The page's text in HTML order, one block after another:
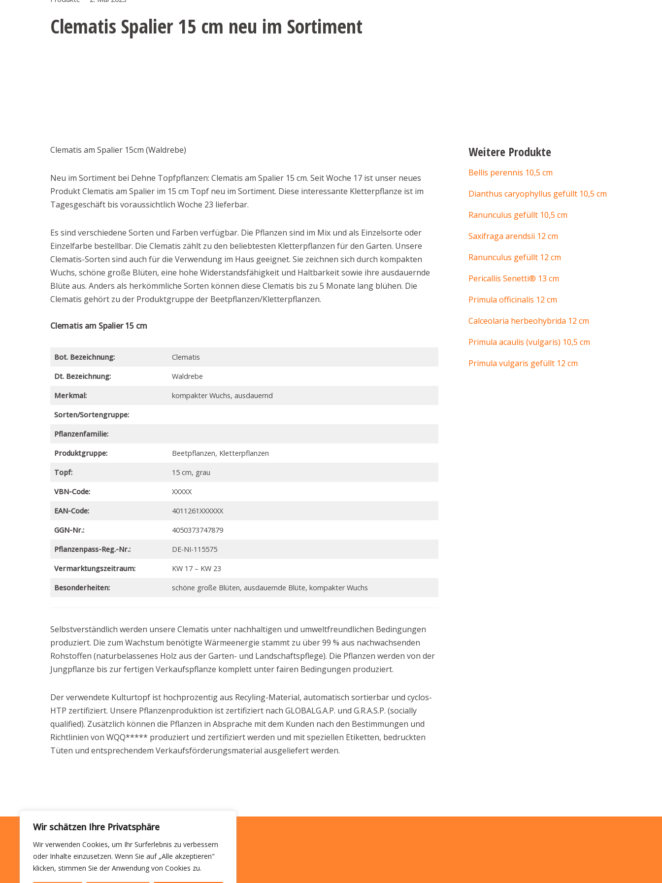
Wir schätzen Ihre Privatsphäre
Wir verwenden Cookies, um Ihr Surferlebnis zu verbessern
oder Inhalte einzusetzen. Wenn Sie auf „Alle akzeptieren"
klicken, stimmen Sie der Anwendung von Cookies zu.
Clematis Spalier 15 cm neu im Sortiment
Clematis am Spalier 15cm (Waldrebe)
Neu im Sortiment bei Dehne Topfpflanzen: Clematis am Spalier 15 cm. Seit Woche 17 ist unser neues
Produkt Clematis am Spalier im 15 cm Topf neu im Sortiment. Diese interessante Kletterpflanze ist im
Tagesgeschäft bis voraussichtlich Woche 23 lieferbar.
Es sind verschiedene Sorten und Farben verfügbar. Die Pflanzen sind im Mix und als Einzelsorte oder
Einzelfarbe bestellbar. Die Clematis zählt zu den beliebtesten Kletterpflanzen für den Garten. Unsere
Clematis-Sorten sind auch für die Verwendung im Haus geeignet. Sie zeichnen sich durch kompakten
Wuchs, schöne große Blüten, eine hohe Widerstandsfähigkeit und Haltbarkeit sowie ihre ausdauernde
Blüte aus. Anders als herkömmliche Sorten können diese Clematis bis zu 5 Monate lang blühen. Die
Clematis gehört zu der Produktgruppe der Beetpflanzen/Kletterpflanzen.
Clematis am Spalier 15 cm
Bot. Bezeichnung: Clematis
Dt. Bezeichnung: Waldrebe
Merkmal: kompakter Wuchs, ausdauernd
Sorten/Sortengruppe:
Pflanzenfamilie:
Produktgruppe: Beetpflanzen, Kletterpflanzen
Topf: 15 cm, grau
VBN-Code: XXXXX
EAN-Code: 4011261XXXXXX
GGN-Nr.: 4050373747879
Pflanzenpass-Reg.-Nr.: DE-NI-115575
Vermarktungszeitraum: KW 17 – KW 23
Besonderheiten: schöne große Blüten, ausdauernde Blüte, kompakter Wuchs
Selbstverständlich werden unsere Clematis unter nachhaltigen und umweltfreundlichen Bedingungen
produziert. Die zum Wachstum benötigte Wärmeenergie stammt zu über 99 % aus nachwachsenden
Rohstoffen (naturbelassenes Holz aus der Garten- und Landschaftspflege). Die Pflanzen werden von der
Jungpflanze bis zur fertigen Verkaufspflanze komplett unter fairen Bedingungen produziert.
Der verwendete Kulturtopf ist hochprozentig aus Recyling-Material, automatisch sortierbar und cyclos-
HTP zertifiziert. Unsere Pflanzenproduktion ist zertifiziert nach GLOBALG.A.P. und G.R.A.S.P. (socially
qualified). Zusätzlich können die Pflanzen in Absprache mit dem Kunden nach den Bestimmungen und
Richtlinien von WQQ***** produziert und zertifiziert werden und mit speziellen Etiketten, bedruckten
Tüten und entsprechendem Verkaufsförderungsmaterial ausgeliefert werden.
Weitere Produkte
Bellis perennis 10,5 cm
Dianthus caryophyllus gefüllt 10,5 cm
Ranunculus gefüllt 10,5 cm
Saxifraga arendsii 12 cm
Ranunculus gefüllt 12 cm
Pericallis Senetti® 13 cm
Primula officinalis 12 cm
Calceolaria herbeohybrida 12 cm
Primula acaulis (vulgaris) 10,5 cm
Primula vulgaris gefüllt 12 cm
Azaleenstrasse 58
D-26639 Wiesmoor